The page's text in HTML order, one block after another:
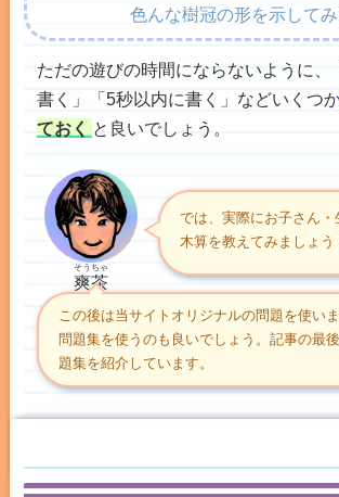
色んな樹冠の形を示して
ただの遊びの時間にならないように、
書く」「5秒以内に書く」などいくつ
ておく
と良いでしょう。
爽茶
そうちゃ
では、実際にお子さん・
木算を教えてみましょう
この後は当サイトオリジナルの問題を使い
問題集を使うのも良いでしょう。記事の最
題集を紹介しています。